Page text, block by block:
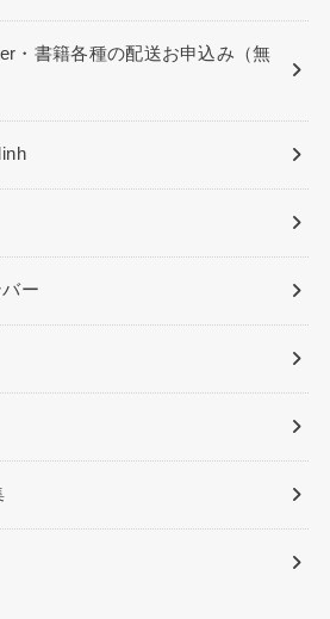
・書籍各種の配送お申込み（無
ー